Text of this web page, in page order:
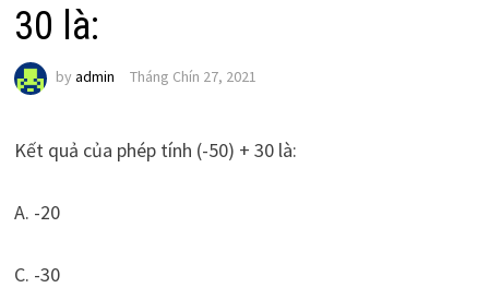
30 là:
by admin Tháng Chín 27, 2021
Kết quả của phép tính (-50) + 30 là:
A. -20
C. -30